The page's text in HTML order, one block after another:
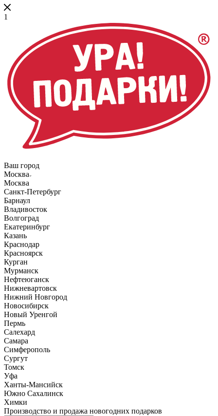
1
Ваш город
Москва
Москва
Санкт-Петербург
Барнаул
Владивосток
Волгоград
Екатеринбург
Казань
Краснодар
Красноярск
Курган
Мурманск
Нефтеюганск
Нижневартовск
Нижний Новгород
Новосибирск
Новый Уренгой
Пермь
Салехард
Самара
Симферополь
Сургут
Томск
Уфа
Ханты-Мансийск
Южно Сахалинск
Химки
Производство и продажа новогодних подарков